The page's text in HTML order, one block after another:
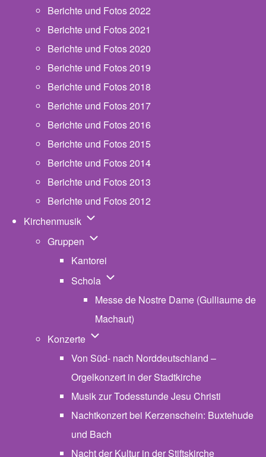
Berichte und Fotos 2022
Berichte und Fotos 2021
Berichte und Fotos 2020
Berichte und Fotos 2019
Berichte und Fotos 2018
Berichte und Fotos 2017
Berichte und Fotos 2016
Berichte und Fotos 2015
Berichte und Fotos 2014
Berichte und Fotos 2013
Berichte und Fotos 2012
Kirchenmusik Unternavigation von Kirchenmusik
Gruppen Unternavigation von Gruppen
Kantorei
Schola Unternavigation von Schola
Messe de Nostre Dame (Gulliaume de
Machaut)
Konzerte Unternavigation von Konzerte
Von Süd- nach Norddeutschland –
Orgelkonzert in der Stadtkirche
Musik zur Todesstunde Jesu Christi
Nachtkonzert bei Kerzenschein: Buxtehude
und Bach
Nacht der Kultur in der Stiftskirche